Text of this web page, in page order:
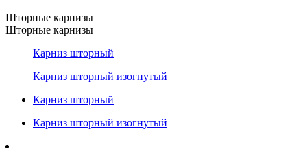
Шторные карнизы
Шторные карнизы
Карниз шторный
Карниз шторный изогнутый
Карниз шторный
Карниз шторный изогнутый